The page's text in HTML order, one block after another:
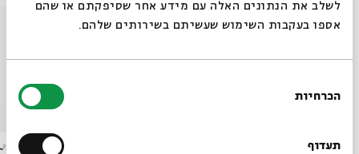
לשלב את הנתונים האלה עם מידע אחר שסיפקתם או שהם
אספו בעקבות השימוש שעשיתם בשירותים שלהם.
הסכמה
הכרחיות
תעדוף